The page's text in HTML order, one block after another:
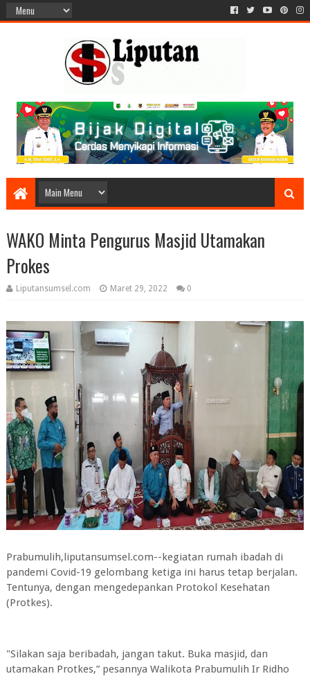
WAKO Minta Pengurus Masjid Utamakan
Prokes
Liputansumsel.com Maret 29, 2022 0
Prabumulih,liputansumsel.com--kegiatan rumah ibadah di
pandemi Covid-19 gelombang ketiga ini harus tetap berjalan.
Tentunya, dengan mengedepankan Protokol Kesehatan
(Protkes).
"Silakan saja beribadah, jangan takut. Buka masjid, dan
utamakan Protkes,” pesannya Walikota Prabumulih Ir Ridho